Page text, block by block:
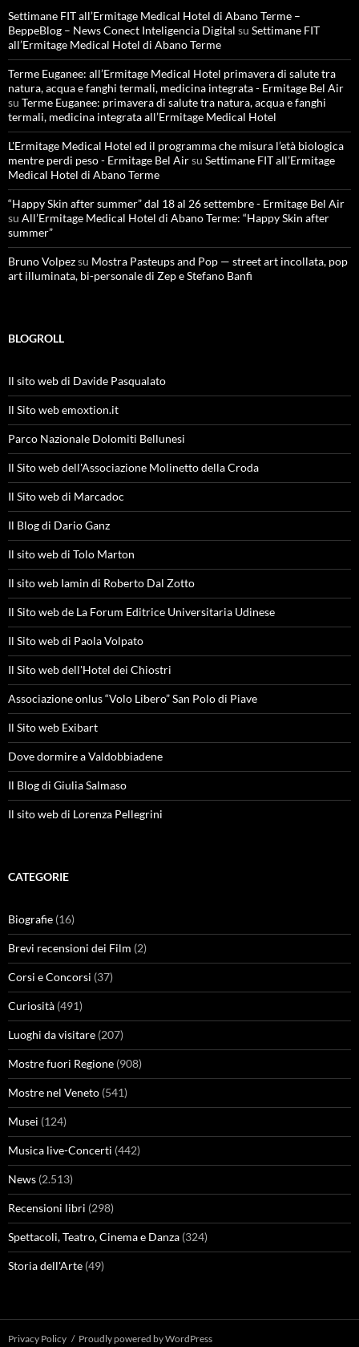
Settimane FIT all’Ermitage Medical Hotel di Abano Terme –
BeppeBlog – News Conect Inteligencia Digital su Settimane FIT
all’Ermitage Medical Hotel di Abano Terme
Terme Euganee: all’Ermitage Medical Hotel primavera di salute tra
natura, acqua e fanghi termali, medicina integrata - Ermitage Bel Air
su Terme Euganee: primavera di salute tra natura, acqua e fanghi
termali, medicina integrata all’Ermitage Medical Hotel
L'Ermitage Medical Hotel ed il programma che misura l’età biologica
mentre perdi peso - Ermitage Bel Airsu Settimane FIT all’Ermitage
Medical Hotel di Abano Terme
“Happy Skin after summer” dal 18 al 26 settembre - Ermitage Bel Air
su All’Ermitage Medical Hotel di Abano Terme: “Happy Skin after
summer”
Bruno Volpezsu Mostra Pasteups and Pop — street art incollata, pop
art illuminata, bi-personale di Zep e Stefano Banfi
BLOGROLL
Il sito web di Davide Pasqualato
Il Sito web emoxtion.it
Parco Nazionale Dolomiti Bellunesi
Il Sito web dell'Associazione Molinetto della Croda
Il Sito web di Marcadoc
Il Blog di Dario Ganz
Il sito web di Tolo Marton
Il sito web Iamin di Roberto Dal Zotto
Il Sito web de La Forum Editrice Universitaria Udinese
Il Sito web di Paola Volpato
Il Sito web dell'Hotel dei Chiostri
Associazione onlus “Volo Libero” San Polo di Piave
Il Sito web Exibart
Dove dormire a Valdobbiadene
Il Blog di Giulia Salmaso
Il sito web di Lorenza Pellegrini
CATEGORIE
Biografie (16)
Brevi recensioni dei Film (2)
Corsi e Concorsi (37)
Curiosità (491)
Luoghi da visitare (207)
Mostre fuori Regione (908)
Mostre nel Veneto (541)
Musei (124)
Musica live-Concerti (442)
News (2.513)
Recensioni libri (298)
Spettacoli, Teatro, Cinema e Danza (324)
Storia dell'Arte (49)
Privacy Policy Proudly powered by WordPress